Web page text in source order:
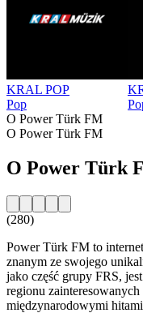
KRAL POP
Pop
O Power Türk FM
O Power Türk FM
O Power Türk
(280)
Power Türk FM to
znanym ze swojego
jako część grupy FRS,
regionu
międzynarodowymi